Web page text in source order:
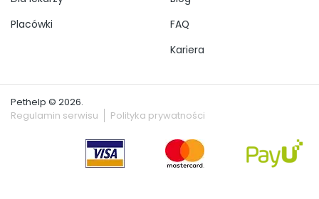
Placówki
FAQ
Kariera
Pethelp © 2026.
Regulamin serwisu
Polityka prywatności